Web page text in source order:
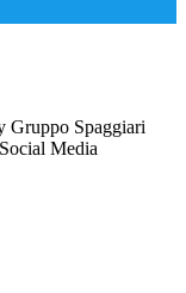
Gruppo Spaggiari
Media